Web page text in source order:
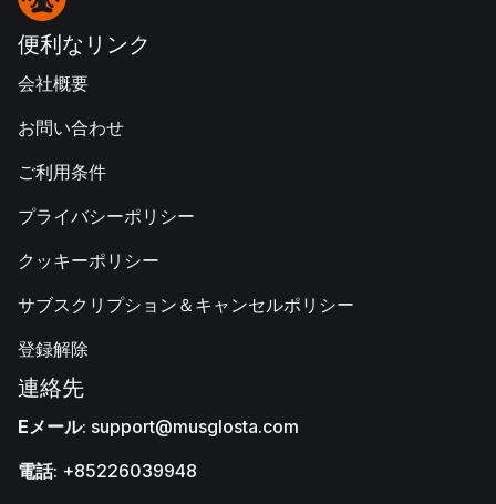
便利なリンク
会社概要
お問い合わせ
ご利用条件
プライバシーポリシー
クッキーポリシー
サブスクリプション＆キャンセルポリシー
登録解除
連絡先
Eメール: support@musglosta.com
電話: +85226039948